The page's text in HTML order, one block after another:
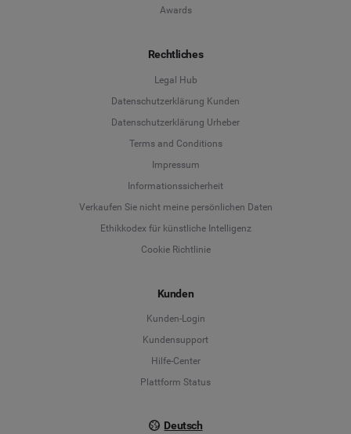
Awards
Rechtliches
Legal Hub
Datenschutzerklärung Kunden
Datenschutzerklärung Urheber
Terms and Conditions
Impressum
Informationssicherheit
Verkaufen Sie nicht meine persönlichen Daten
Ethikkodex für künstliche Intelligenz
Cookie Richtlinie
Kunden
Kunden-Login
Kundensupport
Hilfe-Center
Plattform Status
Deutsch
Deutsch